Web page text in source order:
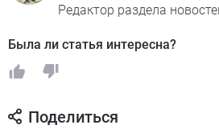
Редактор раздела
Была ли статья интересна?
Поделиться